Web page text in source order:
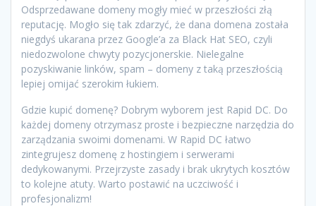
Odsprzedawane domeny mogły mieć w przeszłości złą
reputację. Mogło się tak zdarzyć, że dana domena została
niegdyś ukarana przez Google’a za Black Hat SEO, czyli
niedozwolone chwyty pozycjonerskie. Nielegalne
pozyskiwanie linków, spam – domeny z taką przeszłością
lepiej omijać szerokim łukiem.
Gdzie kupić domenę? Dobrym wyborem jest Rapid DC. Do
każdej domeny otrzymasz proste i bezpieczne narzędzia do
zarządzania swoimi domenami. W Rapid DC łatwo
zintegrujesz domenę z hostingiem i serwerami
dedykowanymi. Przejrzyste zasady i brak ukrytych kosztów
to kolejne atuty. Warto postawić na uczciwość i
profesjonalizm!